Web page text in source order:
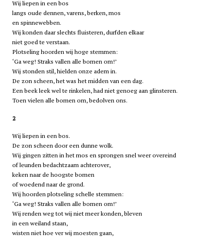
Wij liepen in een bos
langs oude dennen, varens, berken, mos
en spinnewebben.
Wij konden daar slechts fluisteren, durfden elkaar
niet goed te verstaan.
Plotseling hoorden wij hoge stemmen:
‘Ga weg! Straks vallen alle bomen om!’
Wij stonden stil, hielden onze adem in.
De zon scheen, het was het midden van een dag.
Een beek leek wel te rinkelen, had niet genoeg aan glinsteren.
Toen vielen alle bomen om, bedolven ons.
2
Wij liepen in een bos.
De zon scheen door een dunne wolk.
Wij gingen zitten in het mos en sprongen snel weer overeind
of leunden bedachtzaam achterover,
keken naar de hoogste bomen
of woedend naar de grond.
Wij hoorden plotseling schelle stemmen:
‘Ga weg! Straks vallen alle bomen om!’
Wij renden weg tot wij niet meer konden, bleven
in een weiland staan,
wisten niet hoe ver wij moesten gaan,